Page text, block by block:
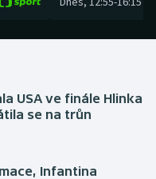
USA ve finále Hlinka
se na trůn
Infantina